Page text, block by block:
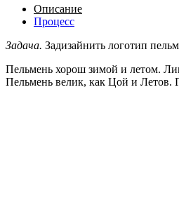
Описание
Процесс
Задача. Задизайнить логотип
Пельмень хорош зимой и летом.
Пельмень велик, как Цой и Летов.